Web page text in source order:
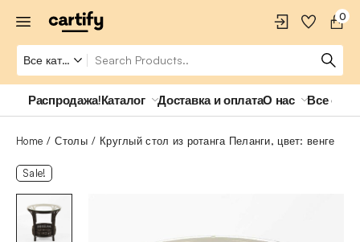
0
Распродажа!Каталог Доставка и оплатаО нас Все о
Home Столы Круглый стол из ротанга Пеланги, цвет: венге
Sale!